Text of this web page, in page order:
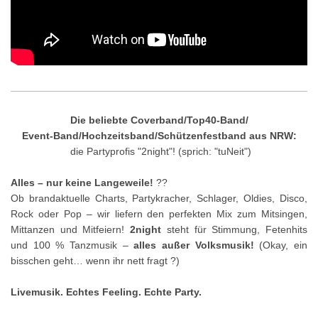
Die beliebte Coverband/Top40-Band/
Event-Band/Hochzeitsband/Schützenfestband aus NRW:
die Partyprofis "2night"! (sprich: "tuNeit")
Alles – nur keine Langeweile! ??
Ob brandaktuelle Charts, Partykracher, Schlager, Oldies, Disco,
Rock oder Pop – wir liefern den perfekten Mix zum Mitsingen,
Mittanzen und Mitfeiern!2night steht für Stimmung, Fetenhits
und 100 % Tanzmusik –alles außer Volksmusik! (Okay, ein
bisschen geht… wenn ihr nett fragt ?)
Livemusik. Echtes Feeling. Echte Party.